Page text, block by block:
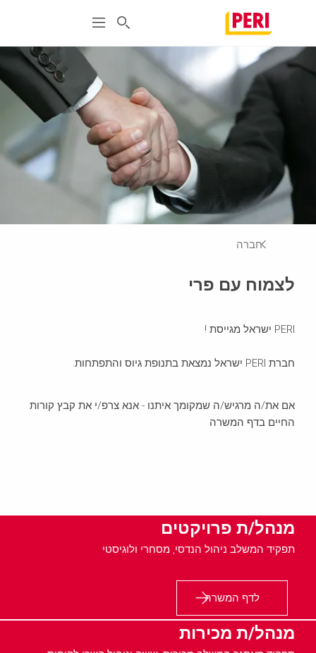
חברה
לצמוח עם פרי
PERI ישראל מגייסת !
חברת PERI ישראל נמצאת בתנופת גיוס והתפתחות.
אם את/ה מרגיש/ה שמקומך איתנו - אנא צרפ/י את קבץ קורות
החיים בדף המשרה
מנהל/ת פרויקטים
תפקיד המשלב ניהול הנדסי, מסחרי ולוגיסטי
לדף המשרה
מנהל/ת מכירות